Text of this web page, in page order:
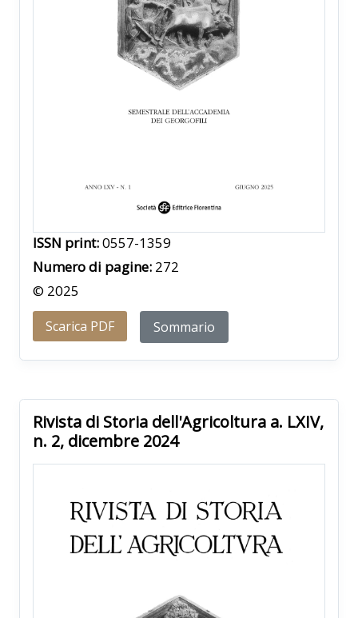
ISSN print:0557-1359
Numero di pagine: 272
© 2025
Scarica PDF Sommario
Rivista di Storia dell'Agricoltura a. LXIV,
n. 2, dicembre 2024